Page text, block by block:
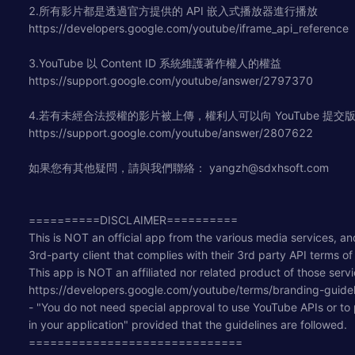
2.所有影片都是透過官方提供的 API 嵌入式播放器進行播放
https://developers.google.com/youtube/iframe_api_reference
3.YouTube 以 Content ID 系統維護著作權人的權益
https://support.google.com/youtube/answer/2797370
4.若有未經合法授權的影片被上傳，權利人可以向 YouTube 提交
https://support.google.com/youtube/answer/2807622
如果您有其他疑問，請與我們聯絡： yangzh@sdxhsoft.com
==========DISCLAIMER==========
This is NOT an official app from the various media services,
3rd-party client that complies with their 3rd party API terms of
This app is NOT an affiliated nor related product of those
https://developers.google.com/youtube/terms/branding-
- "You do not need special approval to use YouTube APIs or
in your application" provided that the guidelines are followed.
==============================